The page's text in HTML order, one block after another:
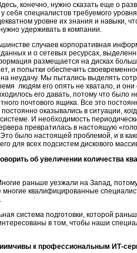
конечно, нужно сказать еще о
себя специалистов требуемого
уровне их знания и навыки,
удерживать в компании.
случаев корпоративная
данных и о сетевых ресурсах,
размещается на дисках
и попытки обеспечить
неудачу. Мы пытались выделять
людям его опять не хватало, и
его давать, потому что было
почтового ящика. Все это
оказывались в ситуации,
И необходимость
превратилась в настоящую
было настоящей проблемой, и в
для всех подсистем дискового
об увеличении количества
раньше уезжали на Запад,
квалифицированные
система подготовки, которой
в том, чтобы наши
к профессиональным ИТ-